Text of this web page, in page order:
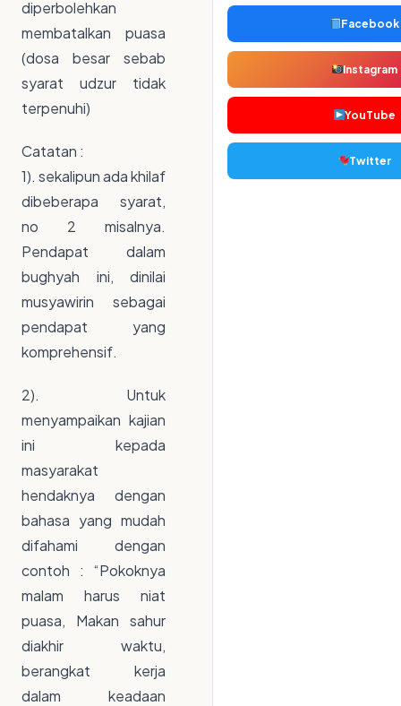
diperbolehkan
membatalkan puasa
(dosa besar sebab
syarat udzur tidak
terpenuhi)
Catatan :
1). sekalipun ada khilaf
dibeberapa syarat,
no 2 misalnya.
Pendapat dalam
bughyah ini, dinilai
musyawirin sebagai
pendapat yang
komprehensif.
2). Untuk
menyampaikan kajian
ini kepada
masyarakat
hendaknya dengan
bahasa yang mudah
difahami dengan
contoh : “Pokoknya
malam harus niat
puasa, Makan sahur
diakhir waktu,
berangkat kerja
dalam keadaan
Facebook
Instagram
YouTube
Twitter